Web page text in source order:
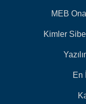
MEB
Kimler
En